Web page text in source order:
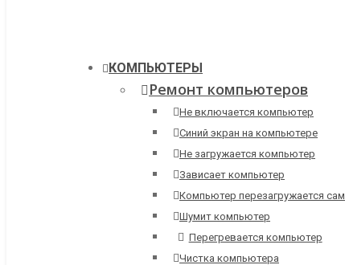
КОМПЬЮТЕРЫ
Ремонт компьютеров
Не включается компьютер
Синий экран на компьютере
Не загружается компьютер
Зависает компьютер
Компьютер перезагружается сам
Шумит компьютер
Перегревается компьютер
Чистка компьютера